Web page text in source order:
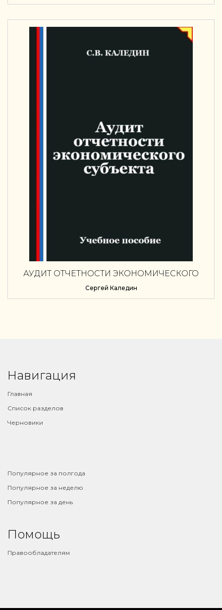
АУДИТ ОТЧЕТНОСТИ ЭКОНОМИЧЕСКОГО
СУБЪЕКТА
Сергей Каледин
Навигация
Главная
Список разделов
Черновики
Популярное за полгода
Популярное за неделю
Популярное за день
Помощь
Правообладателям